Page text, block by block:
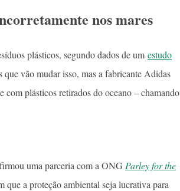
nos mares
plásticos, segundo dados de um estudo
que vão mudar isso, mas a fabricante Adidas
plásticos retirados do oceano – chamando
uma parceria com a ONG Parley for the
que a proteção ambiental seja lucrativa para